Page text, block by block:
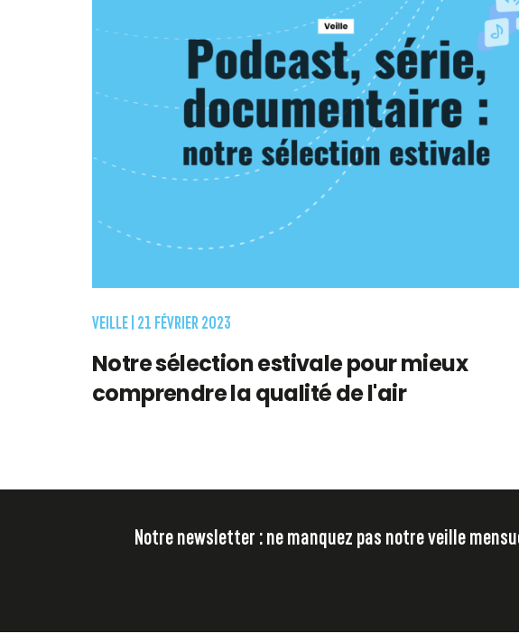
VEILLE | 21 FÉVRIER 2023
Notre sélection estivale pour mieux
comprendre la qualité de l'air
Notre newsletter : ne manquez pas notre veille